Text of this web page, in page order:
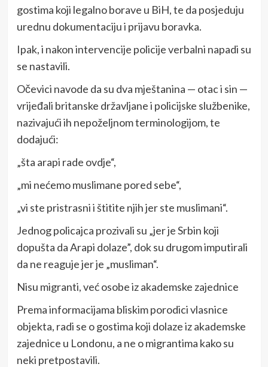
gostima koji legalno borave u BiH, te da posjeduju
urednu dokumentaciju i prijavu boravka.
Ipak, i nakon intervencije policije verbalni napadi su
se nastavili.
Očevici navode da su dva mještanina — otac i sin —
vrijeđali britanske državljane i policijske službenike,
nazivajući ih nepoželjnom terminologijom, te
dodajući:
„šta arapi rade ovdje“,
„mi nećemo muslimane pored sebe“,
„vi ste pristrasni i štitite njih jer ste muslimani“.
Jednog policajca prozivali su „jer je Srbin koji
dopušta da Arapi dolaze”, dok su drugom imputirali
da ne reaguje jer je „musliman“.
Nisu migranti, već osobe iz akademske zajednice
Prema informacijama bliskim porodici vlasnice
objekta, radi se o gostima koji dolaze iz akademske
zajednice u Londonu, a ne o migrantima kako su
neki pretpostavili.